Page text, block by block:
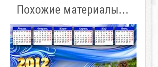
Похожие материалы...